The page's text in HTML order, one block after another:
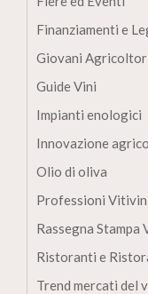
Finanziamenti e
Giovani
Guide Vini
Impianti enologici
Innovazione
Olio di oliva
Professioni
Rassegna Stampa
Ristoranti e
Trend mercati del